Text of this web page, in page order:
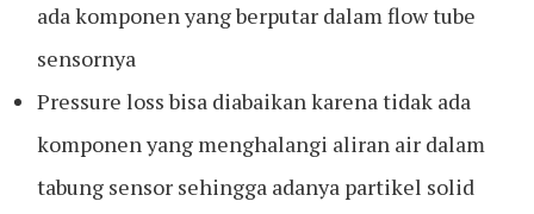
ada komponen yang berputar dalam flow tube
sensornya
Pressure loss bisa diabaikan karena tidak ada
komponen yang menghalangi aliran air dalam
tabung sensor sehingga adanya partikel solid